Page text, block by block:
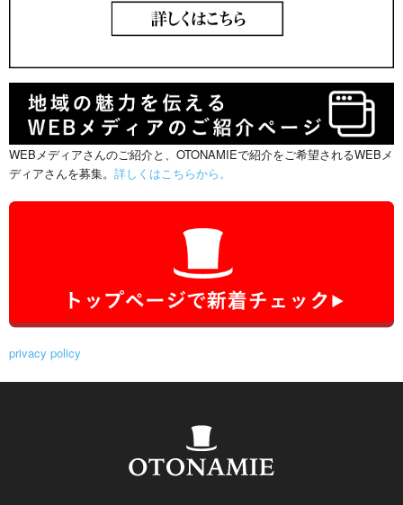
WEBメディアさんのご紹介と、OTONAMIEで紹介をご希望されるWEBメ
ディアさんを募集。 詳しくはこちらから。
privacy policy